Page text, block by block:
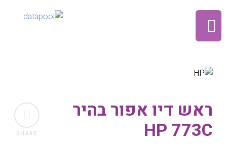
SHARE
ראש דיו אפור בהיר
HP 773C